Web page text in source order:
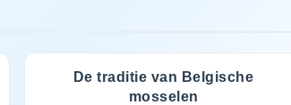
De traditie van Belgische
mosselen